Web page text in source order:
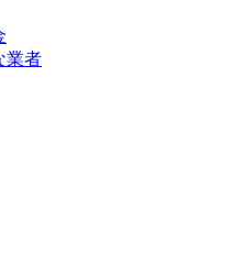
業者